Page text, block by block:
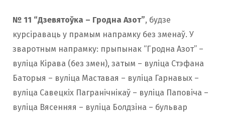
№ 11 “Дзевятоўка – Гродна Азот”, будзе
курсіраваць у прамым напрамку без зменаў. У
зваротным напрамку: прыпынак “Гродна Азот” –
вуліца Кірава (без змен), затым – вуліца Стэфана
Баторыя – вуліца Маставая – вуліца Гарнавых –
вуліца Савецкіх Пагранічнікаў – вуліца Паповіча –
вуліца Вясенняя – вуліца Болдзіна – бульвар